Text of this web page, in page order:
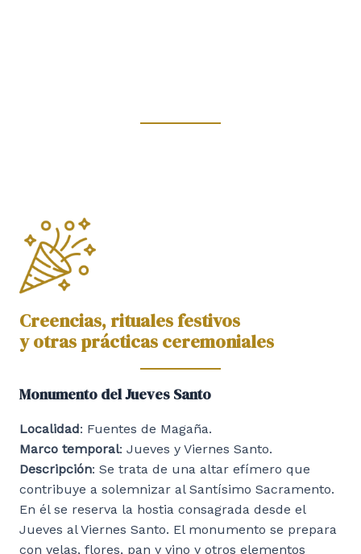
Creencias, rituales festivos
y otras prácticas ceremoniales
Monumento del Jueves Santo
Localidad: Fuentes de Magaña.
Marco temporal: Jueves y Viernes Santo.
Descripción: Se trata de una altar efímero que
contribuye a solemnizar al Santísimo Sacramento.
En él se reserva la hostia consagrada desde el
Jueves al Viernes Santo. El monumento se prepara
con velas, flores, pan y vino y otros elementos